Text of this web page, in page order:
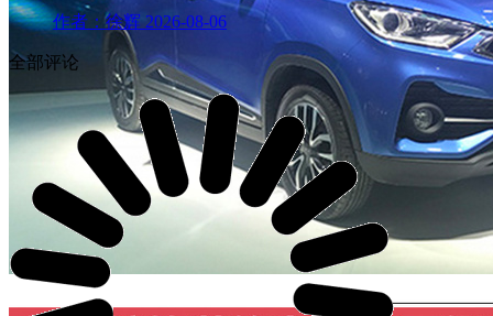
作者：徐辉 2026-08-06
全部评论